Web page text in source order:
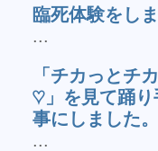
臨死体験をしま
...
「チカっとチ
♡」を見て踊り
事にしました。
...